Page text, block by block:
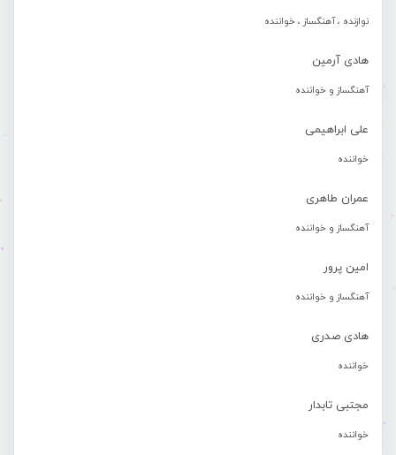
نوازنده ، آهنگساز ، خواننده
هادی آرمین
آهنگساز و خواننده
علی ابراهیمی
خواننده
عمران طاهری
آهنگساز و خواننده
امین پرور
آهنگساز و خواننده
هادی صدری
خواننده
مجتبی تابدار
خواننده